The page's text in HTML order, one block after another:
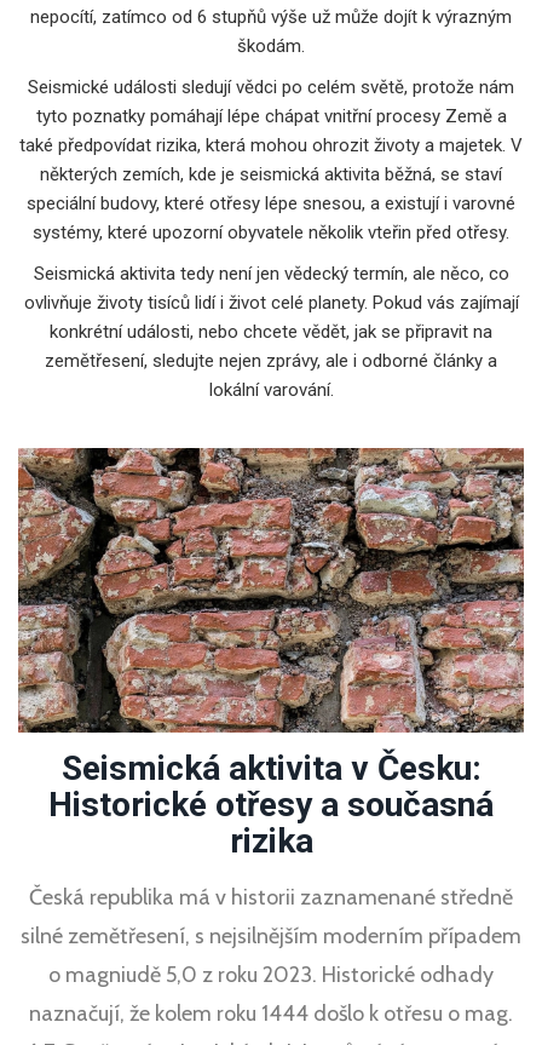
nepocítí, zatímco od 6 stupňů výše už může dojít k výrazným
škodám.
Seismické události sledují vědci po celém světě, protože nám
tyto poznatky pomáhají lépe chápat vnitřní procesy Země a
také předpovídat rizika, která mohou ohrozit životy a majetek. V
některých zemích, kde je seismická aktivita běžná, se staví
speciální budovy, které otřesy lépe snesou, a existují i varovné
systémy, které upozorní obyvatele několik vteřin před otřesy.
Seismická aktivita tedy není jen vědecký termín, ale něco, co
ovlivňuje životy tisíců lidí i život celé planety. Pokud vás zajímají
konkrétní události, nebo chcete vědět, jak se připravit na
zemětřesení, sledujte nejen zprávy, ale i odborné články a
lokální varování.
Seismická aktivita v Česku:
Historické otřesy a současná
rizika
Česká republika má v historii zaznamenané středně
silné zemětřesení, s nejsilnějším moderním případem
o magniudě 5,0 z roku 2023. Historické odhady
naznačují, že kolem roku 1444 došlo k otřesu o mag.